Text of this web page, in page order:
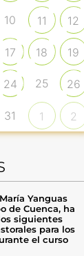
10 11 12
17 18 19
24 25 26
31 1 2
Yanguas
de Cuenca, ha
siguientes
para los
el curso